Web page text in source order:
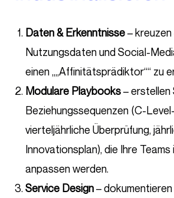
Daten & Erkenntnisse– kreuzen
Nutzungsdaten und Social-
einen „„Affinitätsprädiktor““ zu
Modulare Playbooks– erstellen
Beziehungssequenzen (C-
vierteljährliche Überprüfung,
Innovationsplan), die Ihre
anpassen werden.
Service Design– dokumentieren